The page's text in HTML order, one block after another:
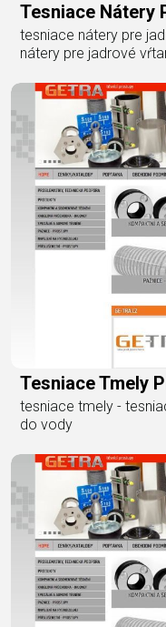
Tesniace Nátery
tesniace nátery pre
nátery pre jadrové
Tesniace Tmely
tesniace tmely -
do vody